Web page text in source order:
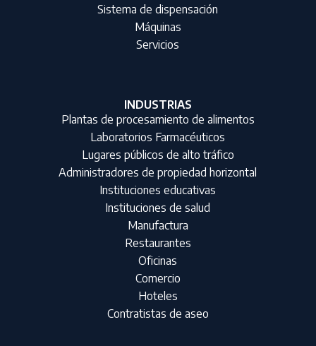
Sistema de dispensación
Máquinas
Servicios
INDUSTRIAS
Plantas de procesamiento de alimentos
Laboratorios Farmacéuticos
Lugares públicos de alto tráfico
Administradores de propiedad horizontal
Instituciones educativas
Instituciones de salud
Manufactura
Restaurantes
Oficinas
Comercio
Hoteles
Contratistas de aseo